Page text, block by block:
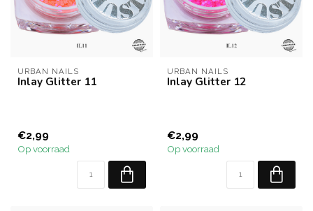
URBAN NAILS
Inlay Glitter 11
€2,99
Op voorraad
URBAN NAILS
Inlay Glitter 12
€2,99
Op voorraad